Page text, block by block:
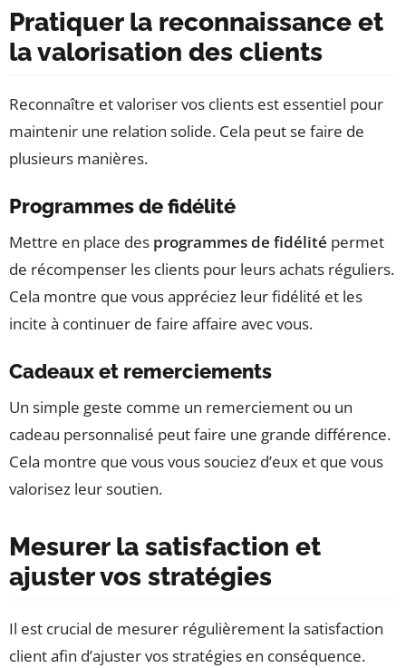
Pratiquer la reconnaissance et
la valorisation des clients
Reconnaître et valoriser vos clients est essentiel pour
maintenir une relation solide. Cela peut se faire de
plusieurs manières.
Programmes de fidélité
Mettre en place des programmes de fidélité permet
de récompenser les clients pour leurs achats réguliers.
Cela montre que vous appréciez leur fidélité et les
incite à continuer de faire affaire avec vous.
Cadeaux et remerciements
Un simple geste comme un remerciement ou un
cadeau personnalisé peut faire une grande différence.
Cela montre que vous vous souciez d’eux et que vous
valorisez leur soutien.
Mesurer la satisfaction et
ajuster vos stratégies
Il est crucial de mesurer régulièrement la satisfaction
client afin d’ajuster vos stratégies en conséquence.